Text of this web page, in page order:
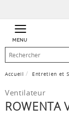
MENU
Accueil Entretien et
Ventilateur
ROWENTA